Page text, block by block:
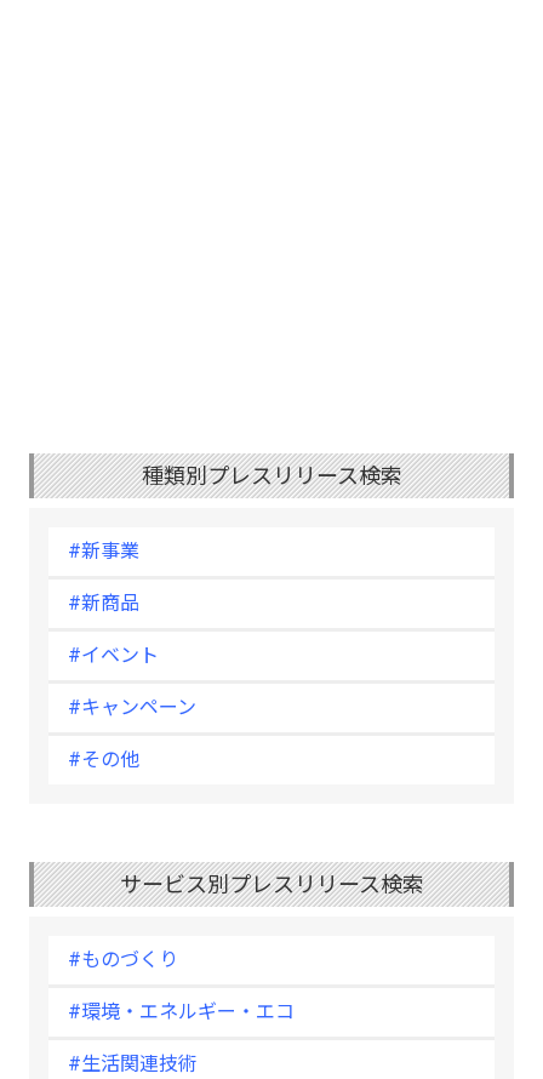
種類別プレスリリース検索
#新事業
#新商品
#イベント
#キャンペーン
#その他
サービス別プレスリリース検索
#ものづくり
#環境・エネルギー・エコ
#生活関連技術